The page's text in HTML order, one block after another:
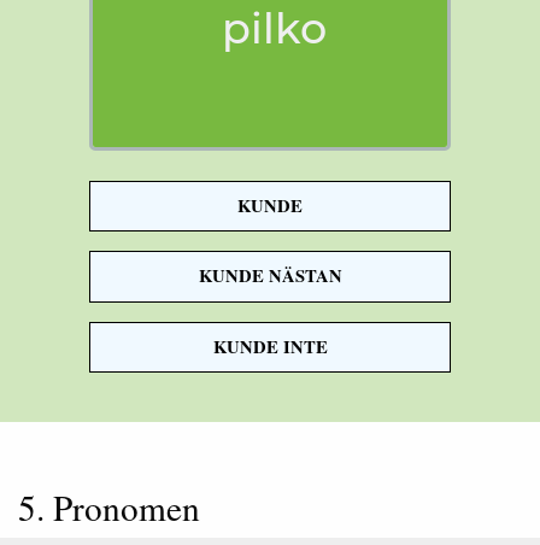
pilko
boll
KUNDE
KUNDE NÄSTAN
KUNDE INTE
5. Pronomen